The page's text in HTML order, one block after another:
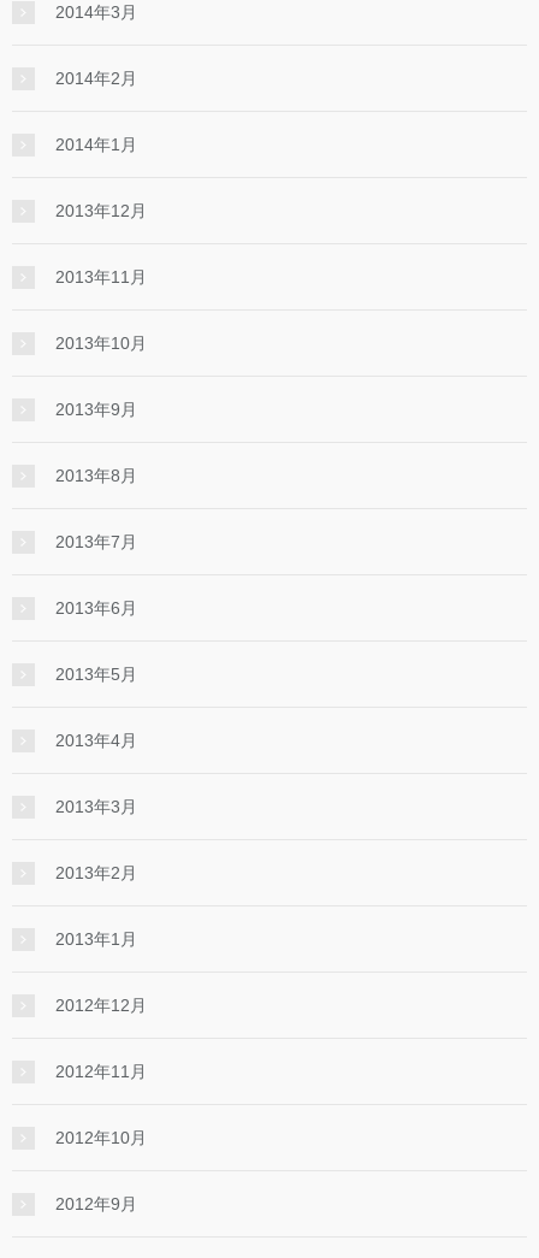
2014年3月
2014年2月
2014年1月
2013年12月
2013年11月
2013年10月
2013年9月
2013年8月
2013年7月
2013年6月
2013年5月
2013年4月
2013年3月
2013年2月
2013年1月
2012年12月
2012年11月
2012年10月
2012年9月